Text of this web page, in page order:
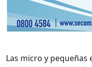
Las micro y pequeñas